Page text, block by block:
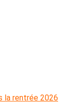
la rentrée 2026